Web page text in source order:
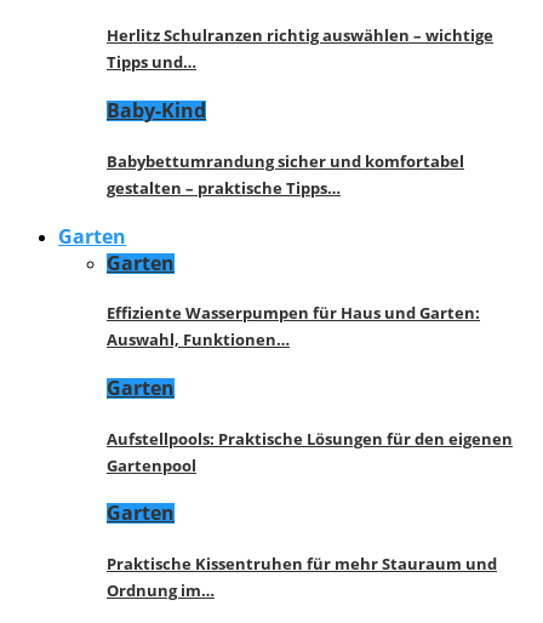
Herlitz Schulranzen richtig auswählen – wichtige
Tipps und…
Baby-Kind
Babybettumrandung sicher und komfortabel
gestalten – praktische Tipps…
Garten
Garten
Effiziente Wasserpumpen für Haus und Garten:
Auswahl, Funktionen…
Garten
Aufstellpools: Praktische Lösungen für den eigenen
Gartenpool
Garten
Praktische Kissentruhen für mehr Stauraum und
Ordnung im…